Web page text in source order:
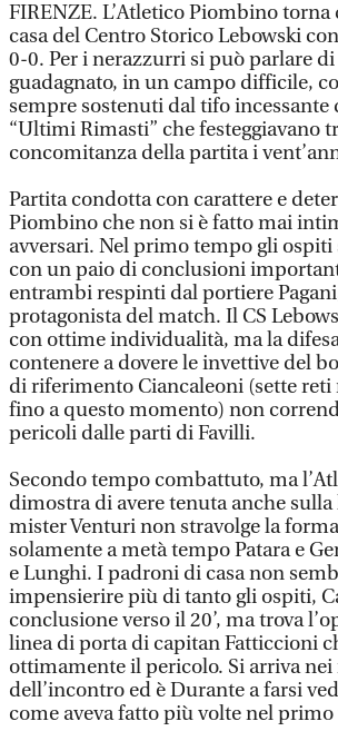
FIRENZE. L’Atletico Piombino
casa del Centro Storico Lebowski
0-0. Per i nerazzurri si può parlare
guadagnato, in un campo difficile,
sempre sostenuti dal tifo incessante
“Ultimi Rimasti” che festeggiavano
concomitanza della partita i
Partita condotta con carattere e
Piombino che non si è fatto mai
avversari. Nel primo tempo gli ospiti
con un paio di conclusioni
entrambi respinti dal portiere
protagonista del match. Il CS
con ottime individualità, ma la
contenere a dovere le invettive del
di riferimento Ciancaleoni (sette reti
fino a questo momento) non
pericoli dalle parti di Favilli.
Secondo tempo combattuto, ma
dimostra di avere tenuta anche
mister Venturi non stravolge la
solamente a metà tempo Patara e
e Lunghi. I padroni di casa non
impensierire più di tanto gli ospiti,
conclusione verso il 20’, ma trova
linea di porta di capitan Fatticcioni
ottimamente il pericolo. Si arriva
dell’incontro ed è Durante a farsi
come aveva fatto più volte nel